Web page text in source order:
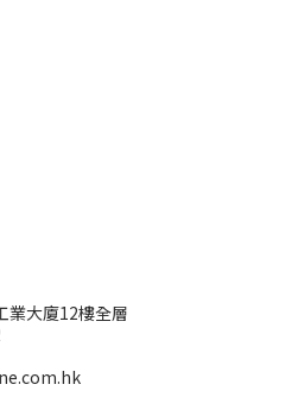
業大廈12樓全層